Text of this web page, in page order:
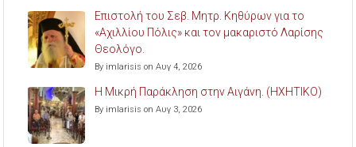
Επιστολή του Σεβ. Μητρ. Κηθύρων για το
«Αχιλλίου Πόλις» και τον μακαριστό Λαρίσης
Θεολόγο.
By imlarisis on Αυγ 4, 2026
Η Μικρή Παράκληση στην Αιγάνη. (ΗΧΗΤΙΚΟ)
By imlarisis on Αυγ 3, 2026